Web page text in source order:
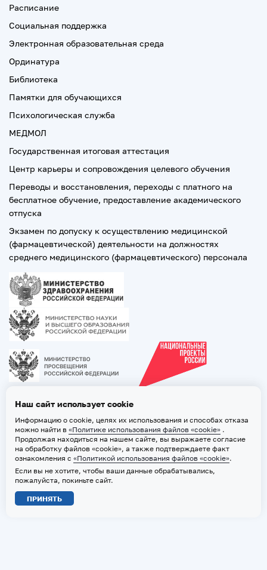
Расписание
Социальная поддержка
Электронная образовательная среда
Ординатура
Библиотека
Памятки для обучающихся
Психологическая служба
МЕДМОЛ
Государственная итоговая аттестация
Центр карьеры и сопровождения целевого обучения
Переводы и восстановления, переходы с платного на
бесплатное обучение, предоставление академического
отпуска
Экзамен по допуску к осуществлению медицинской
(фармацевтической) деятельности на должностях
среднего медицинского (фармацевтического) персонала
2026 © ТВГМУ. Все права защищены
Политика обработки персональных данных
Политика использования файлов «cookie»
Наш сайт использует cookie
Информацию о cookie, целях их использования и способах отказа
можно найти в «Политике использования файлов «cookie» .
Продолжая находиться на нашем сайте, вы выражаете согласие
на обработку файлов «cookie», а также подтверждаете факт
ознакомления с «Политикой использования файлов «cookie».
Если вы не хотите, чтобы ваши данные обрабатывались,
пожалуйста, покиньте сайт.
ПРИНЯТЬ